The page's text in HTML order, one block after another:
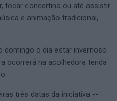
tocar concertina ou até assistir
e animação tradicional,
domingo o dia estar invernoso
ocorrerá na acolhedora tenda
três datas da iniciativa --